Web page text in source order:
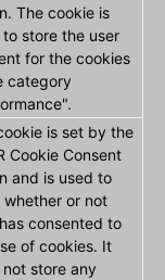
The cookie is
to store the user
for the cookies
category
is set by the
Cookie Consent
and is used to
whether or not
consented to
of cookies. It
store any